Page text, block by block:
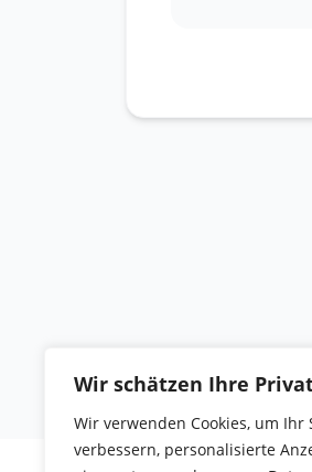
Wir schätzen Ihre
Wir verwenden Cookies, um Ihr
verbessern, personalisierte